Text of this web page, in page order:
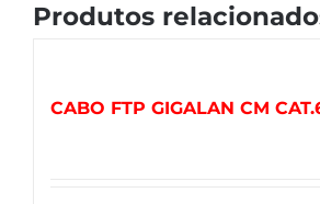
Produtos
CABO FTP GIGALAN CM